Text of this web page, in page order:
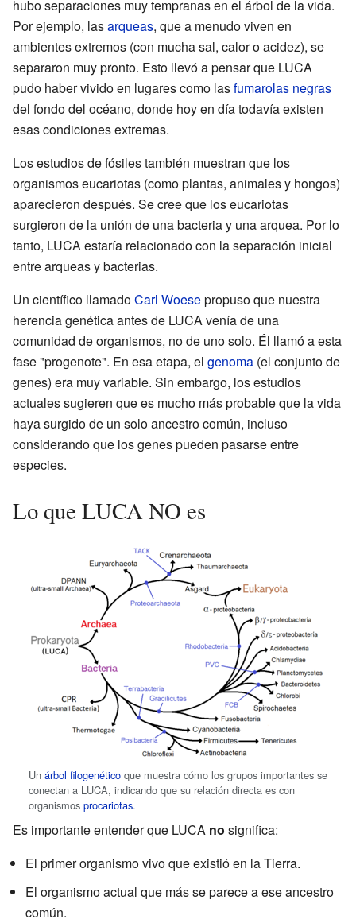
hubo separaciones muy tempranas en el árbol de la vida.
Por ejemplo, lasarqueas, que a menudo viven en
ambientes extremos (con mucha sal, calor o acidez), se
separaron muy pronto. Esto llevó a pensar que LUCA
pudo haber vivido en lugares como lasfumarolas negras
del fondo del océano, donde hoy en día todavía existen
esas condiciones extremas.
Los estudios de fósiles también muestran que los
organismos eucariotas (como plantas, animales y hongos)
aparecieron después. Se cree que los eucariotas
surgieron de la unión de una bacteria y una arquea. Por lo
tanto, LUCA estaría relacionado con la separación inicial
entre arqueas y bacterias.
Un científico llamadoCarl Woesepropuso que nuestra
herencia genética antes de LUCA venía de una
comunidad de organismos, no de uno solo. Él llamó a esta
fase "progenote". En esa etapa, el genoma (el conjunto de
genes) era muy variable. Sin embargo, los estudios
actuales sugieren que es mucho más probable que la vida
haya surgido de un solo ancestro común, incluso
considerando que los genes pueden pasarse entre
especies.
Lo que LUCA NO es
Un árbol filogenéticoque muestra cómo los grupos importantes se
conectan a LUCA, indicando que su relación directa es con
organismos procariotas.
Es importante entender que LUCA no significa:
El primer organismo vivo que existió en la Tierra.
El organismo actual que más se parece a ese ancestro
común.